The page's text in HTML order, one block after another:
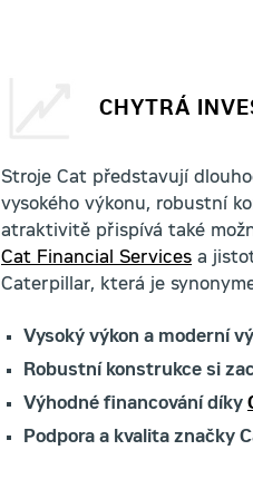
CHYTRÁ
Stroje Cat představují
vysokého výkonu, robustní
atraktivitě přispívá také
Cat Financial Services a
Caterpillar, která je
Vysoký výkon a moderní
Robustní konstrukce si
Výhodné financování díky
Podpora a kvalita značky